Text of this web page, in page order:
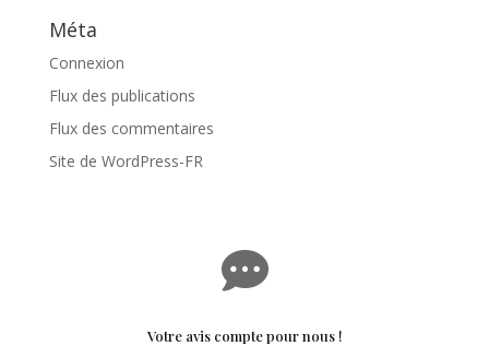
Méta
Connexion
Flux des publications
Flux des commentaires
Site de WordPress-FR

Votre avis compte pour nous !